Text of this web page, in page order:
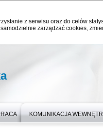
z serwisu oraz do celów
zarządzać cookies,
KOMUNIKACJA